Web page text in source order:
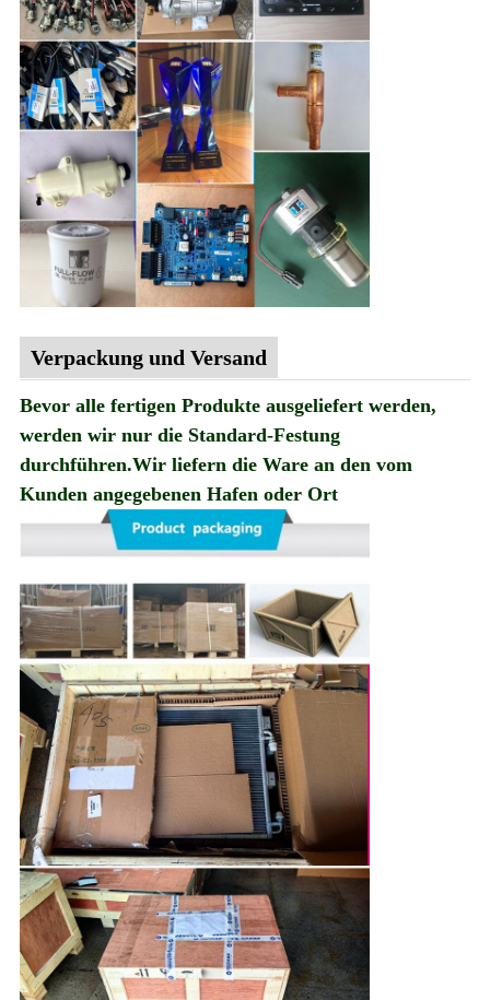
Verpackung und Versand
Bevor alle fertigen Produkte ausgeliefert werden,
werden wir nur die Standard-Festung
durchführen.Wir liefern die Ware an den vom
Kunden angegebenen Hafen oder Ort